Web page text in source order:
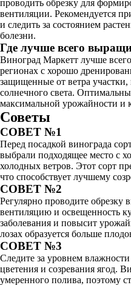
проводить обрезку для
вентиляции. Рекомендуется
и следить за состоянием
болезни.
Где лучше всего
Виноград Маркетт лучше
регионах с хорошо
защищенные от ветра участки,
солнечного света.
максимальной урожайности и
Советы
СОВЕТ №1
Перед посадкой винограда
выбрали подходящее место с
холодных ветров. Этот сорт
что способствует лучшему
СОВЕТ №2
Регулярно проводите
вентиляцию и освещенность
заболевания и повысит
лозах образуется больше
СОВЕТ №3
Следите за уровнем
цветения и созревания ягод.
умеренного полива, поэтому